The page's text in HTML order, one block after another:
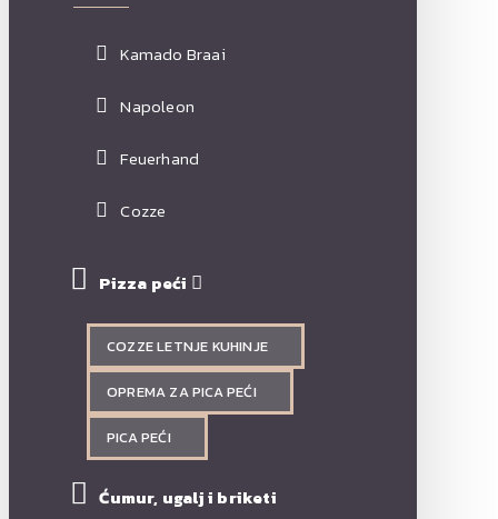
Kamado Braai
Napoleon
Feuerhand
Cozze
Pizza peći
COZZE LETNJE KUHINJE
OPREMA ZA PICA PEĆI
PICA PEĆI
Ćumur, ugalj i briketi